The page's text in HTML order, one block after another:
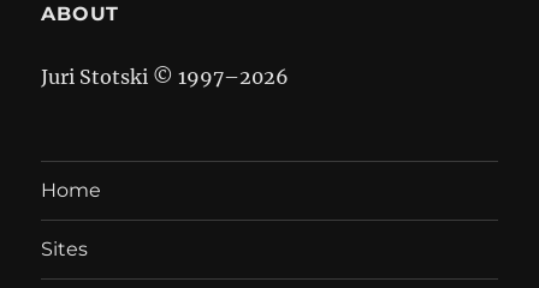
ABOUT
Juri Stotski © 1997–2026
Home
Sites